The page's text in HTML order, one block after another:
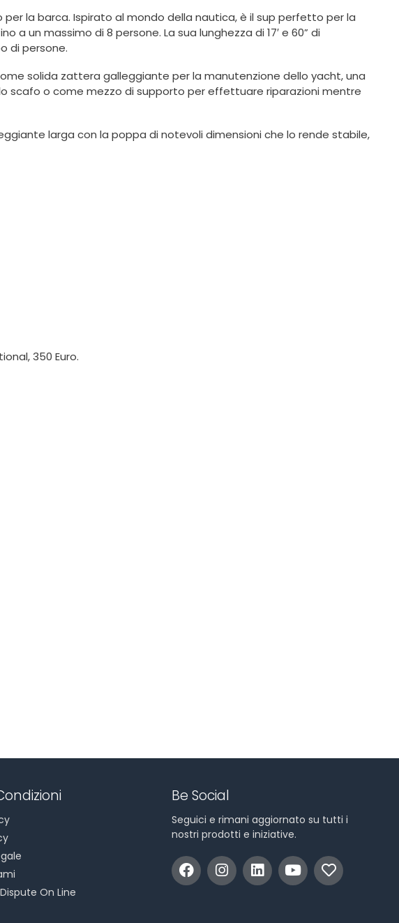
la barca. Ispirato al mondo della nautica, è il sup perfetto per la
a un massimo di 8 persone. La sua lunghezza di 17′ e 60” di
di persone.
solida zattera galleggiante per la manutenzione dello yacht, una
scafo o come mezzo di supporto per effettuare riparazioni mentre
larga con la poppa di notevoli dimensioni che lo rende stabile,
350 Euro.
On Line
Be Social
Seguici e rimani aggiornato su tutti i
nostri prodotti e iniziative.